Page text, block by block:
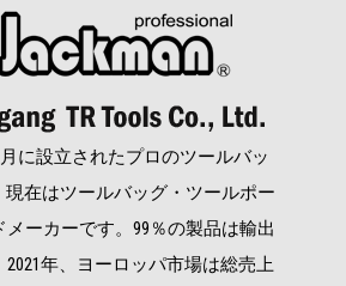
に設立されたプロのツールバッ
現在はツールバッグ・ツールポー
ーカーです。99％の製品は輸出
2021年、ヨーロッパ市場は総売上